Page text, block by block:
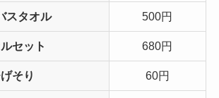
スタオル 500円
セット 680円
そり 60円